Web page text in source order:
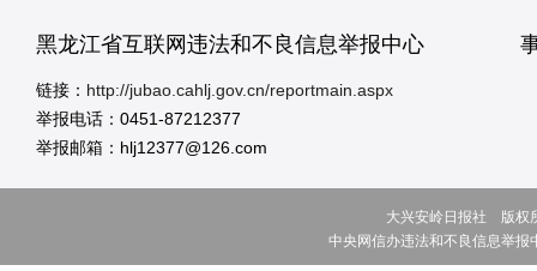
黑龙江省互联网违法和不良信息举报中心
链接： http://jubao.cahlj.gov.cn/reportmain.aspx
举报电话：0451-87212377
举报邮箱：hlj12377@126.com
大兴安岭日报社 版
中央网信办违法和不良信息举